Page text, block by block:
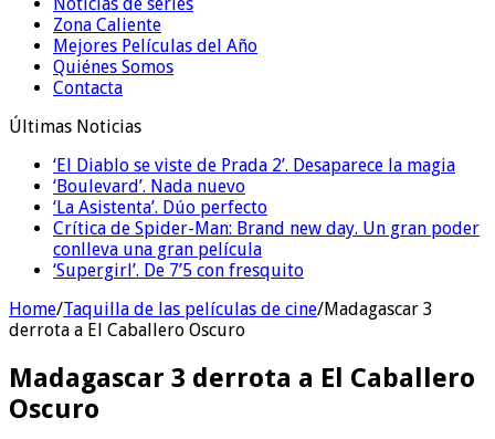
Zona Caliente
Mejores Películas del Año
Quiénes Somos
Contacta
Últimas Noticias
‘El Diablo se viste de Prada 2’. Desaparece la magia
‘Boulevard’. Nada nuevo
‘La Asistenta’. Dúo perfecto
Crítica de Spider-Man: Brand new day. Un gran poder
conlleva una gran película
‘Supergirl’. De 7’5 con fresquito
Home/Taquilla de las películas de cine/Madagascar 3
derrota a El Caballero Oscuro
Madagascar 3 derrota a El Caballero
Oscuro